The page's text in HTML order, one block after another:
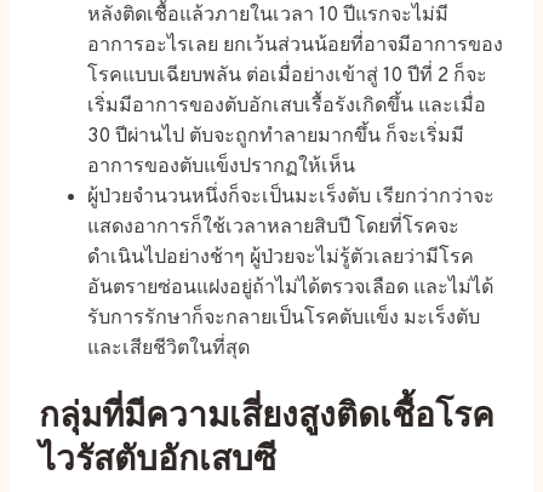
หลังติดเชื้อแล้วภายในเวลา 10 ปีแรกจะไม่มี
อาการอะไรเลย ยกเว้นส่วนน้อยที่อาจมีอาการของ
โรคแบบเฉียบพลัน ต่อเมื่อย่างเข้าสู่ 10 ปีที่ 2 ก็จะ
เริ่มมีอาการของตับอักเสบเรื้อรังเกิดขึ้น และเมื่อ
30 ปีผ่านไป ตับจะถูกทำลายมากขึ้น ก็จะเริ่มมี
อาการของตับแข็งปรากฏให้เห็น
ผู้ป่วยจำนวนหนึ่งก็จะเป็นมะเร็งตับ เรียกว่ากว่าจะ
แสดงอาการก็ใช้เวลาหลายสิบปี โดยที่โรคจะ
ดำเนินไปอย่างช้าๆ ผู้ป่วยจะไม่รู้ตัวเลยว่ามีโรค
อันตรายซ่อนแฝงอยู่ถ้าไม่ได้ตรวจเลือด และไม่ได้
รับการรักษาก็จะกลายเป็นโรคตับแข็ง มะเร็งตับ
และเสียชีวิตในที่สุด
กลุ่มที่มีความเสี่ยงสูงติดเชื้อโรค
ไวรัสตับอักเสบซี